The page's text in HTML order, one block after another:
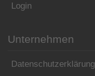
Login
Unternehmen
Datenschutzerklärung